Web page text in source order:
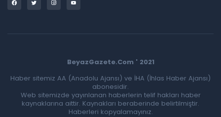
BeyazGazete.Com ' 2021
Haber sitemiz AA (Anadolu Ajansı) ve İHA (İhlas Haber Ajansı)
abonesidir.
Web sitemizde yayınlanan haberlerin telif hakları haber
kaynaklarına aittir. Kaynakları beraberinde belirtilmiştir.
Haberleri kopyalamayınız.